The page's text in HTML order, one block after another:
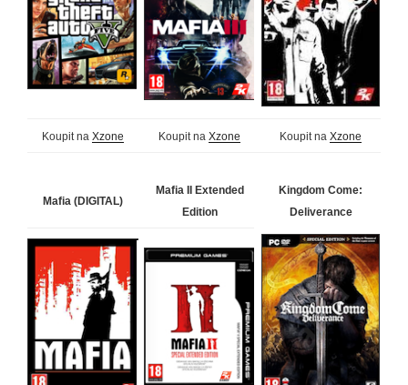
Koupit na Xzone Koupit na Xzone Koupit na Xzone
Mafia (DIGITAL)
Mafia II Extended
Edition
Kingdom Come:
Deliverance